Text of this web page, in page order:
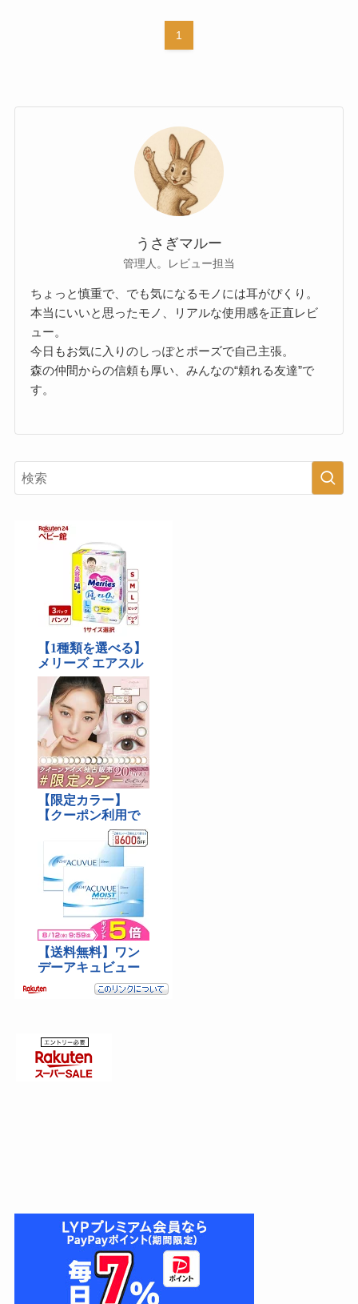
1
うさぎマルー
管理人。レビュー担当
ちょっと慎重で、でも気になるモノには耳がぴくり。
本当にいいと思ったモノ、リアルな使用感を正直レビ
ュー。
今日もお気に入りのしっぽとポーズで自己主張。
森の仲間からの信頼も厚い、みんなの“頼れる友達”で
す。